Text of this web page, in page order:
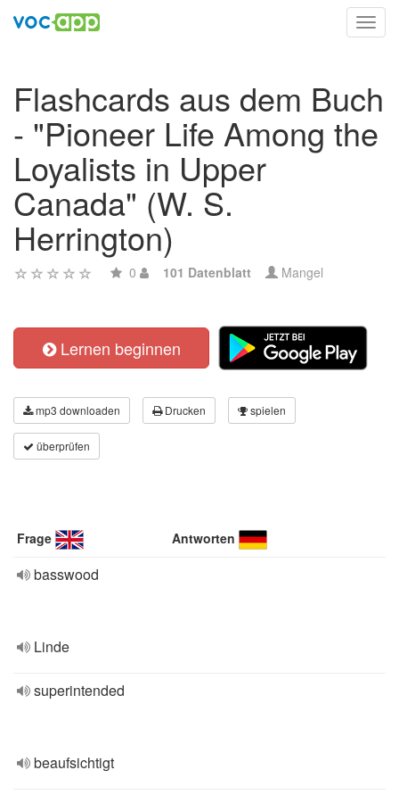
Flashcards aus dem Buch
- "Pioneer Life Among the
Loyalists in Upper
Canada" (W. S.
Herrington)
0 101 Datenblatt Mangel
Lernen beginnen
mp3 downloaden Drucken spielen
überprüfen
Frage Antworten
basswood
Linde
superintended
beaufsichtigt